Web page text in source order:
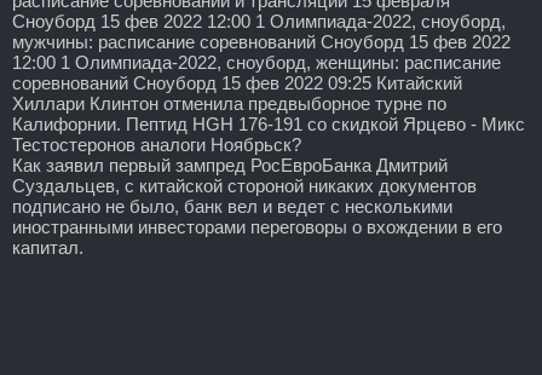
Сноуборд 15 фев 2022 12:00 1 Олимпиада-2022, сноуборд,
мужчины: расписание соревнований Сноуборд 15 фев 2022
12:00 1 Олимпиада-2022, сноуборд, женщины: расписание
соревнований Сноуборд 15 фев 2022 09:25 Китайский
Хиллари Клинтон отменила предвыборное турне по
Калифорнии. Пептид HGH 176-191 со скидкой Ярцево - Микс
Тестостеронов аналоги Ноябрьск?
Как заявил первый зампред РосЕвроБанка Дмитрий
Суздальцев, с китайской стороной никаких документов
подписано не было, банк вел и ведет с несколькими
иностранными инвесторами переговоры о вхождении в его
капитал.